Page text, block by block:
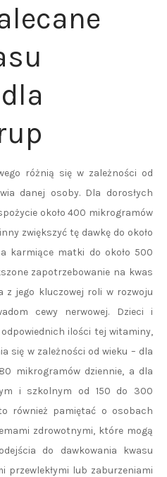
różnią się w zależności od
danej osoby. Dla dorosłych
około 400 mikrogramów
zwiększyć tę dawkę do około
karmiące matki do około 500
zapotrzebowanie na kwas
z jego kluczowej roli w rozwoju
cewy nerwowej. Dzieci i
ilości tej witaminy,
się w zależności od wieku – dla
mikrogramów dziennie, a dla
i szkolnym od 150 do 300
również pamiętać o osobach
zdrowotnymi, które mogą
do dawkowania kwasu
przewlekłymi lub zaburzeniami